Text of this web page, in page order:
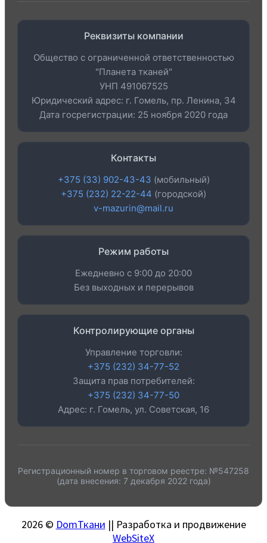
Реквизиты компании
Общество с ограниченной ответственностью
"Планета тканей"
УНП 491067525
Юридический адрес: г. Гомель, пр. Ленина, 34
Дата госрегистрации: 25 ноября 2020 года
Контакты
+375 (33) 902-43-43 (мобильный)
+375 (232) 22-22-44 (городской)
v-mazurin@mail.ru
Режим работы
Ежедневно с 9:00 до 20:00
Без выходных и перерывов
Контролирующие органы
Управление торговли:
+375 (232) 34-77-52
Защита прав потребителей:
+375 (232) 34-77-50
Адрес: г. Гомель, ул. Советская, 16
Регистрационный номер в торговом реестре: №547258
(дата внесения: 7 декабря 2022 года)
2026 © DomТкани || Разработка и продвижение
WebSiteX